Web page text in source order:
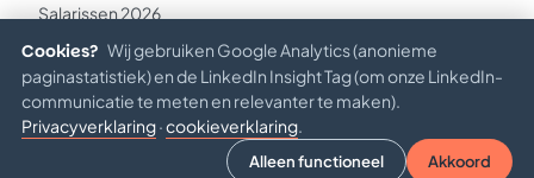
Salarissen 2026
Inzichten
© 2026 BEST RECRUITMENT B.V. · KVK 67234891
Verantwoord AI · Algemene voorwaarden
Cookies? Wij gebruiken Google Analytics (anonieme
paginastatistiek) en de LinkedIn Insight Tag (om onze LinkedIn-
communicatie te meten en relevanter te maken).
Privacyverklaring·cookieverklaring.
Alleen functioneel Akkoord